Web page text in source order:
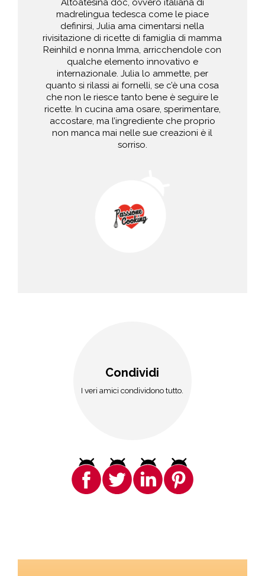
Altoatesina doc, ovvero italiana di
madrelingua tedesca come le piace
definirsi, Julia ama cimentarsi nella
rivisitazione di ricette di famiglia di mamma
Reinhild e nonna Imma, arricchendole con
qualche elemento innovativo e
internazionale. Julia lo ammette, per
quanto si rilassi ai fornelli, se c’è una cosa
che non le riesce tanto bene è seguire le
ricette. In cucina ama osare, sperimentare,
accostare, ma l’ingrediente che proprio
non manca mai nelle sue creazioni è il
sorriso.
Condividi
I veri amici condividono tutto.